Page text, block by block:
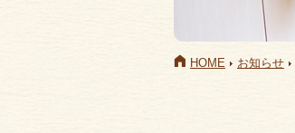
HOME お知らせ